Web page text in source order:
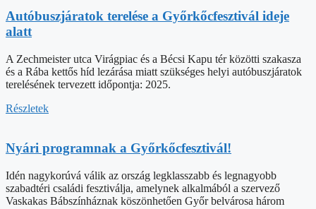
Autóbuszjáratok terelése a Győrkőcfesztivál ideje
alatt
A Zechmeister utca Virágpiac és a Bécsi Kapu tér közötti szakasza
és a Rába kettős híd lezárása miatt szükséges helyi autóbuszjáratok
terelésének tervezett időpontja: 2025.
Részletek
Nyári programnak a Győrkőcfesztivál!
Idén nagykorúvá válik az ország legklasszabb és legnagyobb
szabadtéri családi fesztiválja, amelynek alkalmából a szervező
Vaskakas Bábszínháznak köszönhetően Győr belvárosa három